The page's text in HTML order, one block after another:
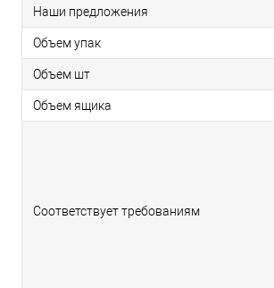
Наши предложения
Объем упак
Объем шт
Объем ящика
Соответствует требованиям